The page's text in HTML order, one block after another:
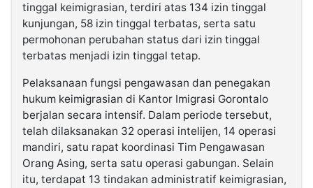
tinggal keimigrasian, terdiri atas 134 izin tinggal
kunjungan, 58 izin tinggal terbatas, serta satu
permohonan perubahan status dari izin tinggal
terbatas menjadi izin tinggal tetap.
Pelaksanaan fungsi pengawasan dan penegakan
hukum keimigrasian di Kantor Imigrasi Gorontalo
berjalan secara intensif. Dalam periode tersebut,
telah dilaksanakan 32 operasi intelijen, 14 operasi
mandiri, satu rapat koordinasi Tim Pengawasan
Orang Asing, serta satu operasi gabungan. Selain
itu, terdapat 13 tindakan administratif keimigrasian,